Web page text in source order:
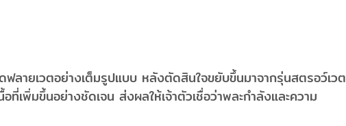
ฟลายเวตอย่างเต็มรูปแบบ หลังตัดสินใจขยับขึ้นมาจากรุ่นสตรอว์เวต
อที่เพิ่มขึ้นอย่างชัดเจน ส่งผลให้เจ้าตัวเชื่อว่าพละกำลังและความ